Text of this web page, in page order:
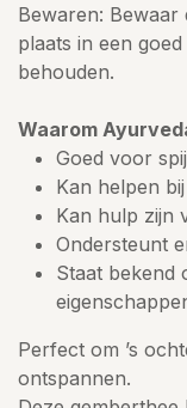
Bewaren:
plaats in een
behouden.
Waarom
Goed voor
Kan helpen
Kan hulp zijn
Ondersteunt
Staat bekend
Perfect om ’s
ontspannen.